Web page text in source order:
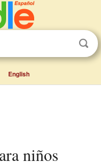
English
niños